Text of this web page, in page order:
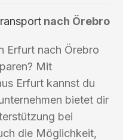
nach Örebro
Erfurt nach Örebro
Mit
Erfurt kannst du
bietet dir
bei
die Möglichkeit,